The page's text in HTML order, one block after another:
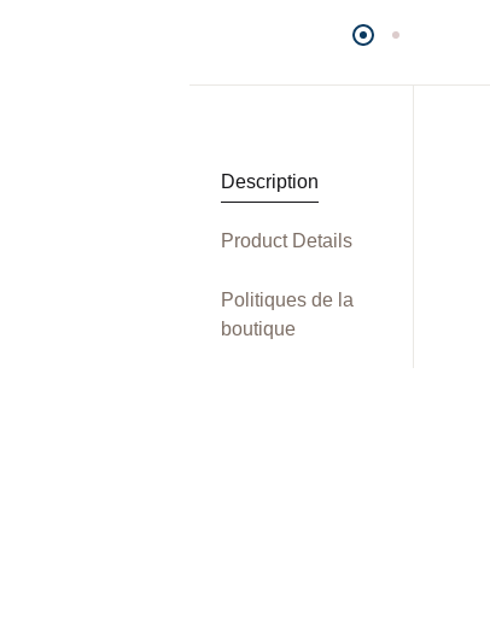
Description
Product Details
Politiques de la
boutique